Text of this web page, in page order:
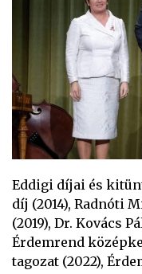
Eddigi díjai és
díj (2014), Radnóti
(2019), Dr. Kovács
Érdemrend
tagozat (2022),